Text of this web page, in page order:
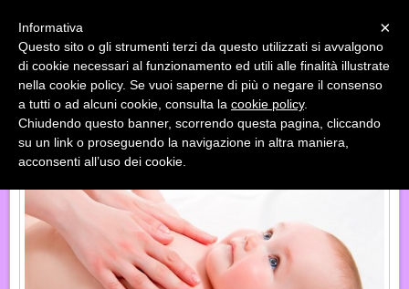
INDIETRO « »
IL LATTE MATERNO, UN ALIMENTO VIVO
×
Informativa
Questo sito o gli strumenti terzi da questo utilizzati si avvalgono
di cookie necessari al funzionamento ed utili alle finalità illustrate
nella cookie policy. Se vuoi saperne di più o negare il consenso
a tutti o ad alcuni cookie, consulta la cookie policy.
Chiudendo questo banner, scorrendo questa pagina, cliccando
su un link o proseguendo la navigazione in altra maniera,
acconsenti all’uso dei cookie.